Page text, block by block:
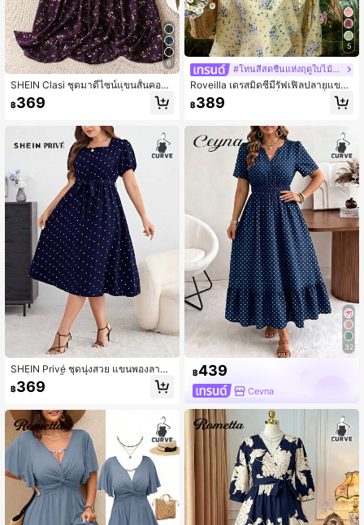
6
SHEIN Clasi ชุดมาดีไซน์แขนสั้นคอวีห่
อไขว้ลายดอกไม้แบบไดทซี่ไซส์พลัสสำ
หรับผู้หญิง
฿369
SHEIN Privé ชุดนุ่งสวย แขนพองลายจุ
ด เข็มขัด สีน้ำเงิน ฤดูร้อน
฿369
5
#โทนสีสดชื่นแห่งฤดูใบไม้ผลิ
Roveilla เดรสมิดซีมีรัฟเฟิลปลายแขน
แขนกุด ลายดอกไม้เล็กๆ เข้ารูปที่เอว ข
นาดใหญ่
฿389
32
฿439
Ceyna